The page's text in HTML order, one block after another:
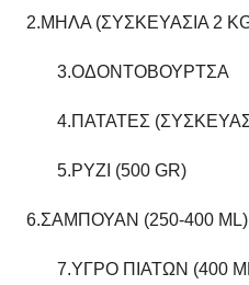
2.ΜΗΛΑ (ΣΥΣΚΕΥΑΣΙΑ 2
3.ΟΔΟΝΤΟΒΟΥΡΤΣΑ
4.ΠΑΤΑΤΕΣ
5.ΡΥΖΙ (500 GR)
6.ΣΑΜΠΟΥΑΝ (250-400 ML)
7.ΥΓΡΟ ΠΙΑΤΩΝ (400